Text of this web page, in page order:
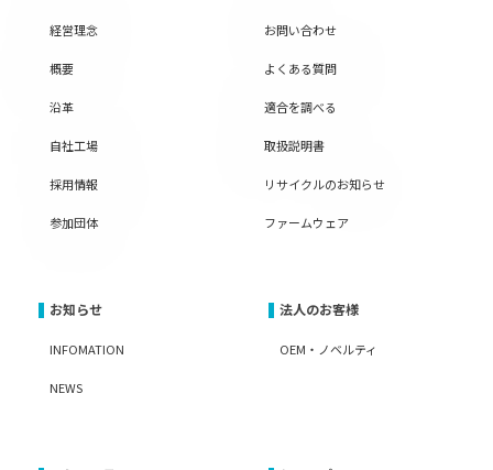
経営理念
概要
沿革
自社工場
採用情報
参加団体
お問い合わせ
よくある質問
適合を調べる
取扱説明書
リサイクルのお知らせ
ファームウェア
お知らせ
INFOMATION
NEWS
法人のお客様
OEM・ノベルティ